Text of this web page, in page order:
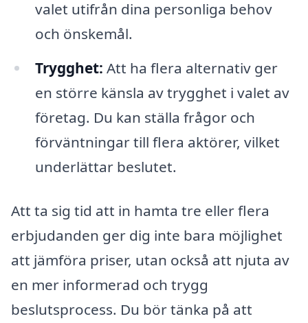
valet utifrån dina personliga behov
och önskemål.
Trygghet: Att ha flera alternativ ger
en större känsla av trygghet i valet av
företag. Du kan ställa frågor och
förväntningar till flera aktörer, vilket
underlättar beslutet.
Att ta sig tid att in hamta tre eller flera
erbjudanden ger dig inte bara möjlighet
att jämföra priser, utan också att njuta av
en mer informerad och trygg
beslutsprocess. Du bör tänka på att